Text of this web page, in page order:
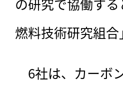
燃料技術研究組
6社は、 カーボ